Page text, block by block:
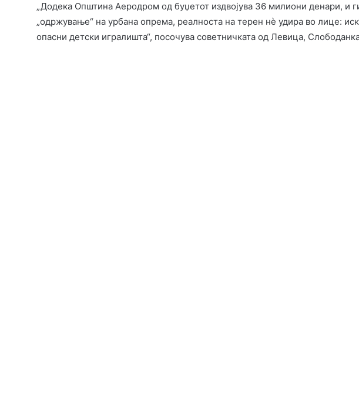
„Додека Општина Аеродром од буџетот издвојува 36 милиони денари, и
„одржување“ на урбана опрема, реалноста на терен нè удира во лице:
опасни детски игралишта“, посочува советничката од Левица,